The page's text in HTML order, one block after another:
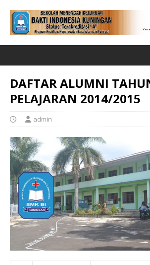
DAFTAR ALUMNI
PELAJARAN 2014/2015
admin